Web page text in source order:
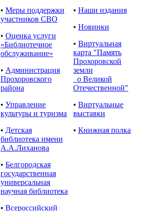
• Меры поддержки
участников СВО
• Оценка услуги
«Библиотечное
обслуживание»
• Администрация
Прохоровского
района
• Управление
культуры и туризма
• Детская
библиотека имени
А.А.Лиханова
• Белгородская
государственная
универсальная
научная библиотека
• Всероссийский
• Наши издания
• Новинки
• Виртуальная
карта "Память
Прохоровской
земли
о Великой
Отечественной"
• Виртуальные
выставки
• Книжная полка